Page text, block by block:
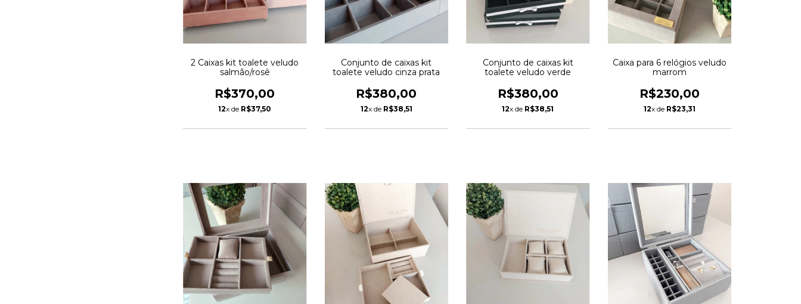
2 Caixas kit toalete veludo
salmão/rosê
R$370,00
12x de R$37,50
Conjunto de caixas kit
toalete veludo cinza prata
R$380,00
12x de R$38,51
Conjunto de caixas kit
toalete veludo verde
R$380,00
12x de R$38,51
Caixa para 6 relógios veludo
marrom
R$230,00
12x de R$23,31